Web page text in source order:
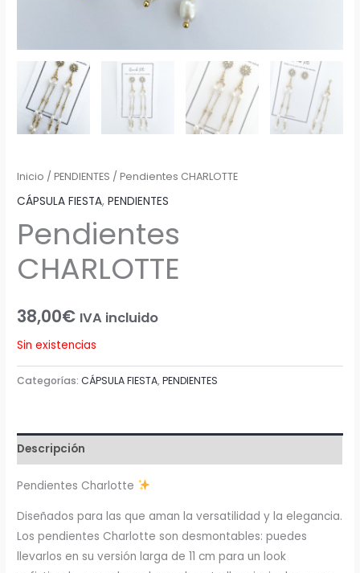
Inicio /PENDIENTES / Pendientes CHARLOTTE
CÁPSULA FIESTA,PENDIENTES
Pendientes
CHARLOTTE
38,00€ IVA incluido
Sin existencias
Categorías:CÁPSULA FIESTA,PENDIENTES
Descripción
Pendientes Charlotte
Diseñados para las que aman la versatilidad y la elegancia.
Los pendientes Charlotte son desmontables: puedes
llevarlos en su versión larga de 11 cm para un look